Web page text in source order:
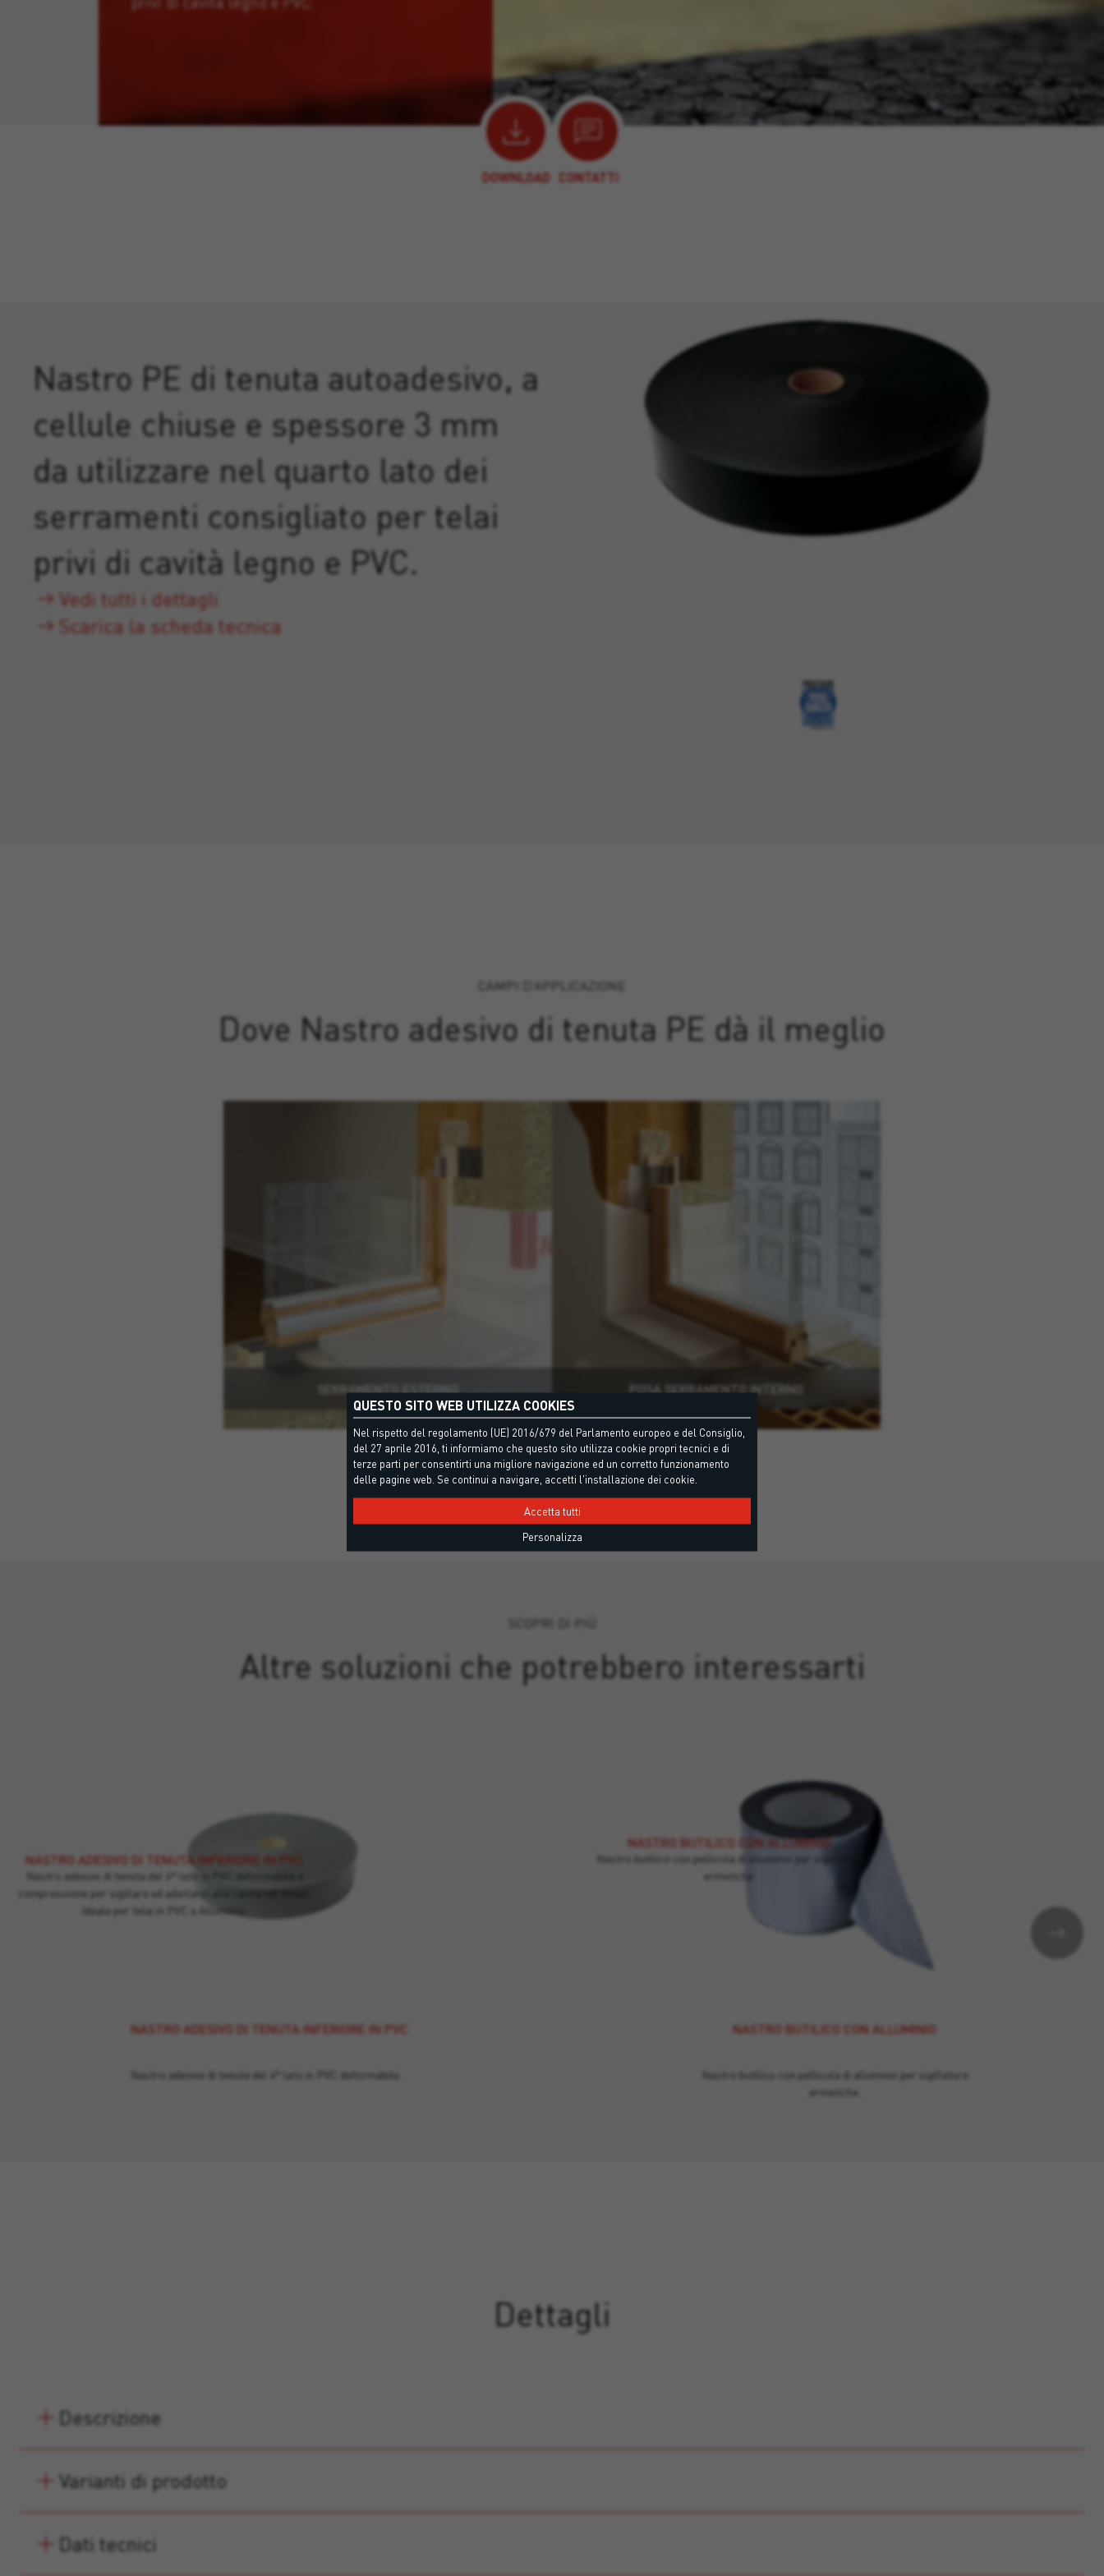
DOWNLOAD CONTATTI
Nastro PE di tenuta autoadesivo, a
cellule chiuse e spessore 3 mm
da utilizzare nel quarto lato dei
serramenti consigliato per telai
privi di cavità legno e PVC.
Vedi tutti i dettagli
Scarica la scheda tecnica
CAMPI D’APPLICAZIONE
Dove Nastro adesivo di tenuta PE dà il meglio
SERRAMENTO ESTERNO POSA SERRAMENTO INTERNO
Altre soluzioni che potrebbero interessarti
NASTRO ADESIVO DI TENUTA INFERIORE IN PVC
Nastro adesivo di tenuta del 4° lato in PVC deformabile…
NASTRO ADESIVO DI TENUTA INFERIORE IN PVC
Nastro adesivo di tenuta del 4° lato in PVC deformabile a
compressione per sigillare ed adattarsi alle cavità nel telaio.
Ideale per telai in PVC e Alluminio.
NASTRO BUTILICO CON ALLUMINIO
Nastro butilico con pellicola di alluminio per sigillature
ermetiche.
NASTRO BUTILICO CON ALLUMINIO
Nastro butilico con pellicola di alluminio per sigillature
ermetiche.
Dettagli
Descrizione
Varianti di prodotto
Dati tecnici
QUESTO SITO WEB UTILIZZA COOKIES
Nel rispetto del regolamento (UE) 2016/679 del Parlamento europeo e del Consiglio,
del 27 aprile 2016, ti informiamo che questo sito utilizza cookie propri tecnici e di
terze parti per consentirti una migliore navigazione ed un corretto funzionamento
delle pagine web. Se continui a navigare, accetti l'installazione dei cookie.
Accetta tutti
Personalizza